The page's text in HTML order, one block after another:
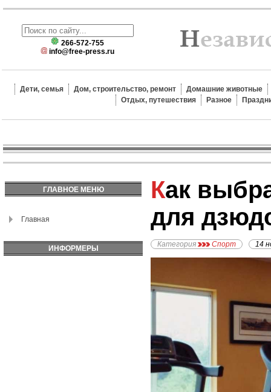
266-572-755
info@free-press.ru
Дети, семья Дом, строительство, ремонт
Домашние животные
Отдых, путешествия
Разное
ГЛАВНОЕ МЕНЮ
Главная
ИНФОРМЕРЫ
Как выбрать кимоно
для
Категория Спорт 14